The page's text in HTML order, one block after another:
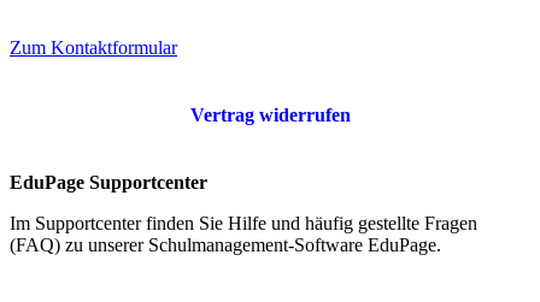
Zum Kontaktformular
Vertrag widerrufen
EduPage Supportcenter
Im Supportcenter finden Sie Hilfe und häufig gestellte Fragen
(FAQ) zu unserer Schulmanagement-Software EduPage.